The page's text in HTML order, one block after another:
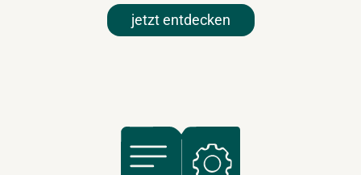
jetzt entdecken